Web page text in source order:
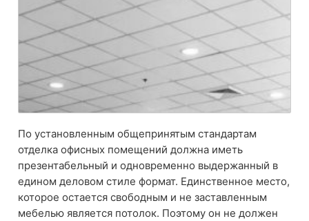
По установленным общепринятым стандартам
отделка офисных помещений должна иметь
презентабельный и одновременно выдержанный в
едином деловом стиле формат. Единственное место,
которое остается свободным и не заставленным
мебелью является потолок. Поэтому он не должен